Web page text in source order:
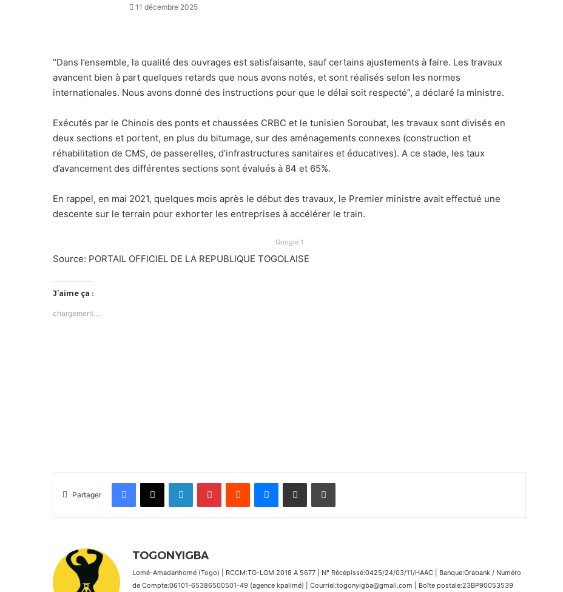
11 décembre 2025
“Dans l’ensemble, la qualité des ouvrages est satisfaisante, sauf certains ajustements à faire. Les travaux
avancent bien à part quelques retards que nous avons notés, et sont réalisés selon les normes
internationales. Nous avons donné des instructions pour que le délai soit respecté”, a déclaré la ministre.
Exécutés par le Chinois des ponts et chaussées CRBC et le tunisien Soroubat, les travaux sont divisés en
deux sections et portent, en plus du bitumage, sur des aménagements connexes (construction et
réhabilitation de CMS, de passerelles, d’infrastructures sanitaires et éducatives). A ce stade, les taux
d’avancement des différentes sections sont évalués à 84 et 65%.
En rappel, en mai 2021, quelques mois après le début des travaux, le Premier ministre avait effectué une
descente sur le terrain pour exhorter les entreprises à accélérer le train.
Google 1
Source: PORTAIL OFFICIEL DE LA REPUBLIQUE TOGOLAISE
J’aime ça :
chargement…
Partager
FacebookX Linkedin PinterestReddit MessengerPartager par email Imprimer
TOGONYIGBA
Lomé-Amadanhomé (Togo) | RCCM:TG-LOM 2018 A 5677 | N° Récépissé:0425/24/03/11/HAAC | Banque:Orabank / Numéro
de Compte:06101-65386500501-49 (agence kpalimé) | Courriel:togonyigba@gmail.com | Boîte postale:23BP90053539